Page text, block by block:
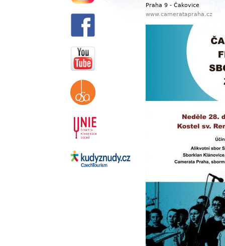
Praha 9 - Čakovice
www.cameratapraha.cz